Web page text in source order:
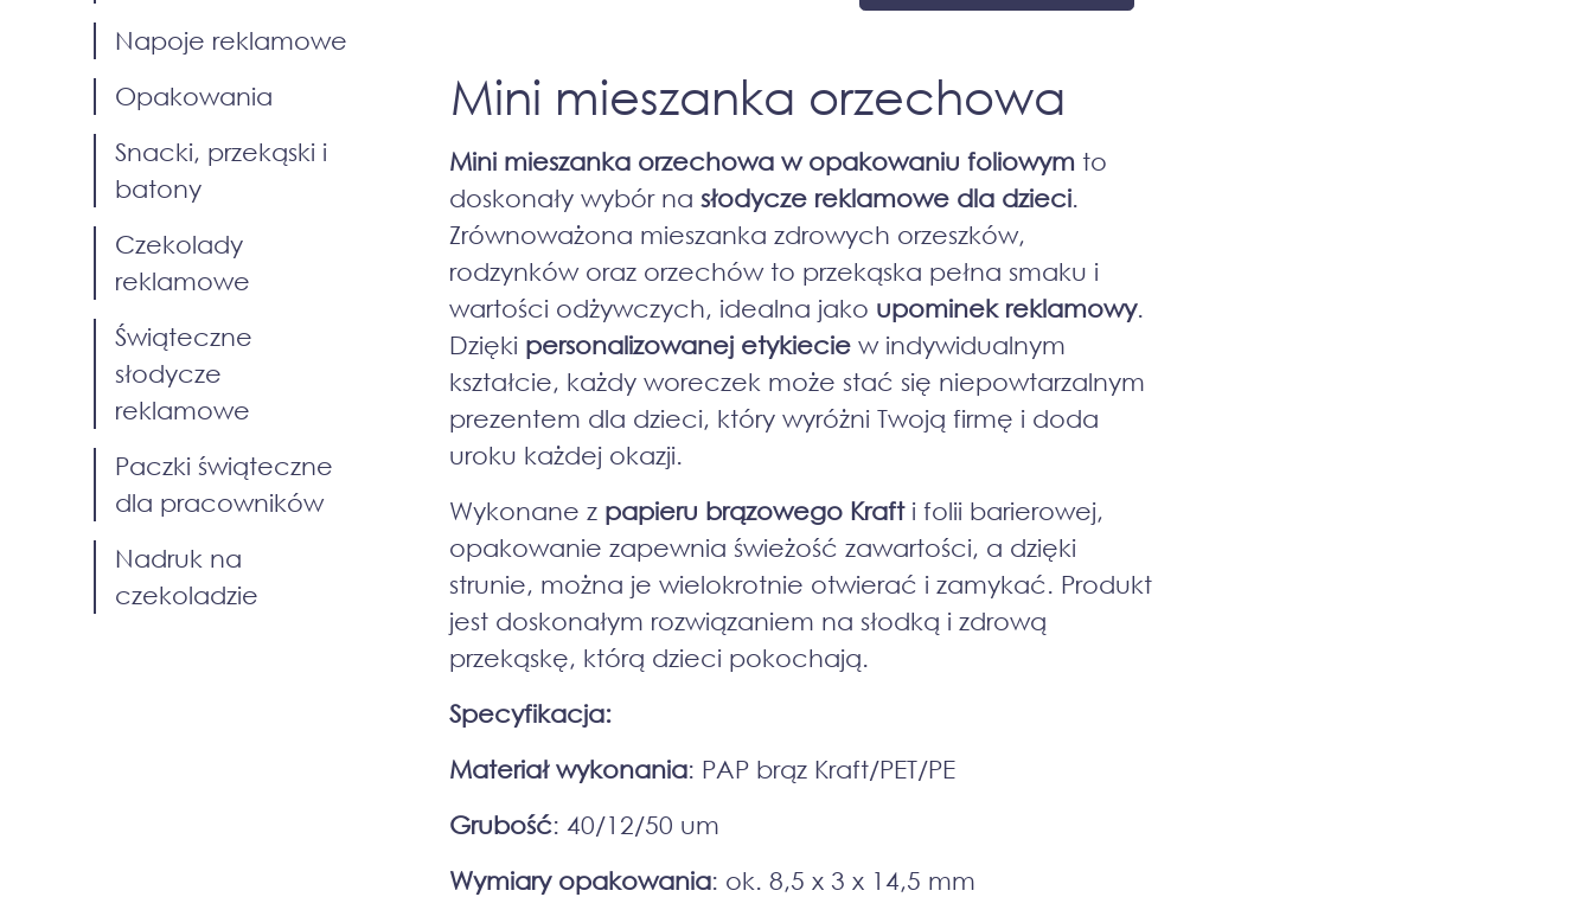
Napoje reklamowe
Opakowania
Snacki, przekąski i
batony
Czekolady
reklamowe
Świąteczne
słodycze
reklamowe
Paczki świąteczne
dla pracowników
Nadruk na
czekoladzie
Mini mieszanka orzechowa
Mini mieszanka orzechowa w opakowaniu foliowym to
doskonały wybór na słodycze reklamowe dla dzieci.
Zrównoważona mieszanka zdrowych orzeszków,
rodzynków oraz orzechów to przekąska pełna smaku i
wartości odżywczych, idealna jako upominek reklamowy.
Dzięki personalizowanej etykiecie w indywidualnym
kształcie, każdy woreczek może stać się niepowtarzalnym
prezentem dla dzieci, który wyróżni Twoją firmę i doda
uroku każdej okazji.
Wykonane z papieru brązowego Krafti folii barierowej,
opakowanie zapewnia świeżość zawartości, a dzięki
strunie, można je wielokrotnie otwierać i zamykać. Produkt
jest doskonałym rozwiązaniem na słodką i zdrową
przekąskę, którą dzieci pokochają.
Specyfikacja:
Materiał wykonania: PAP brąz Kraft/PET/PE
Grubość: 40/12/50 um
Wymiary opakowania: ok. 8,5 x 3 x 14,5 mm